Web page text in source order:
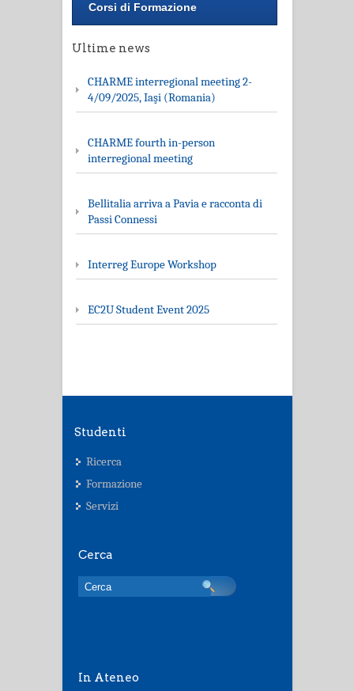
Corsi di Formazione
Ultime news
CHARME interregional meeting 2-
4/09/2025, Iaşi (Romania)
CHARME fourth in-person
interregional meeting
Bellitalia arriva a Pavia e racconta di
Passi Connessi
Interreg Europe Workshop
EC2U Student Event 2025
Studenti
Ricerca
Formazione
Servizi
Cerca
In Ateneo